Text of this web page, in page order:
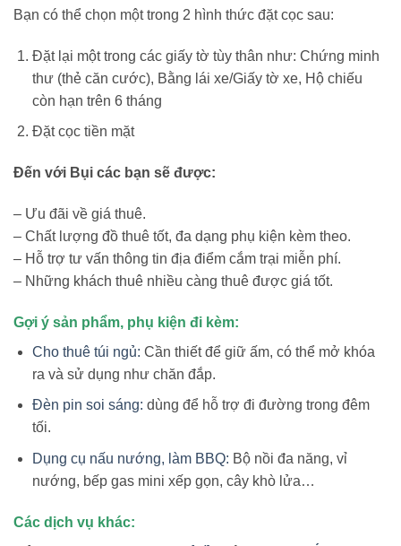
Bạn có thể chọn một trong 2 hình thức đặt cọc sau:
Đặt lại một trong các giấy tờ tùy thân như: Chứng minh
thư (thẻ căn cước), Bằng lái xe/Giấy tờ xe, Hộ chiếu
còn hạn trên 6 tháng
Đặt cọc tiền mặt
Đến với Bụi các bạn sẽ được:
– Ưu đãi về giá thuê.
– Chất lượng đồ thuê tốt, đa dạng phụ kiện kèm theo.
– Hỗ trợ tư vấn thông tin địa điểm cắm trại miễn phí.
– Những khách thuê nhiều càng thuê được giá tốt.
Gợi ý sản phẩm, phụ kiện đi kèm:
Cho thuê túi ngủ: Cần thiết để giữ ấm, có thể mở khóa
ra và sử dụng như chăn đắp.
Đèn pin soi sáng: dùng để hỗ trợ đi đường trong đêm
tối.
Dụng cụ nấu nướng, làm BBQ: Bộ nồi đa năng, vỉ
nướng, bếp gas mini xếp gọn, cây khò lửa…
Các dịch vụ khác: